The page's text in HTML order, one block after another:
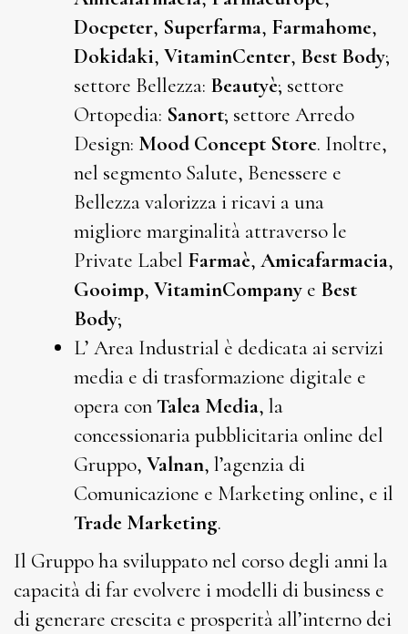
Docpeter, Superfarma, Farmahome,
Dokidaki, VitaminCenter, Best Body;
settore Bellezza: Beautyè; settore
Ortopedia: Sanort; settore Arredo
Design: Mood Concept Store. Inoltre,
nel segmento Salute, Benessere e
Bellezza valorizza i ricavi a una
migliore marginalità attraverso le
Private Label Farmaè, Amicafarmacia,
Gooimp, VitaminCompany e Best
Body;
L’ Area Industrial è dedicata ai servizi
media e di trasformazione digitale e
opera conTalea Media, la
concessionaria pubblicitaria online del
Gruppo, Valnan, l’agenzia di
Comunicazione e Marketing online, e il
Trade Marketing.
Il Gruppo ha sviluppato nel corso degli anni la
capacità di far evolvere i modelli di business e
di generare crescita e prosperità all’interno dei